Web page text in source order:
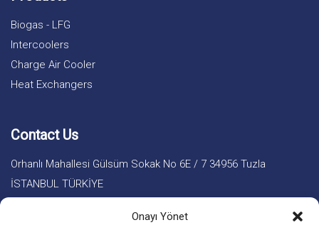
Onayı Yönet
Biogas - LFG
Intercoolers
Charge Air Cooler
Heat Exchangers
Contact Us
Orhanlı Mahallesi Gülsüm Sokak No 6E / 7 34956 Tuzla
İSTANBUL TÜRKİYE